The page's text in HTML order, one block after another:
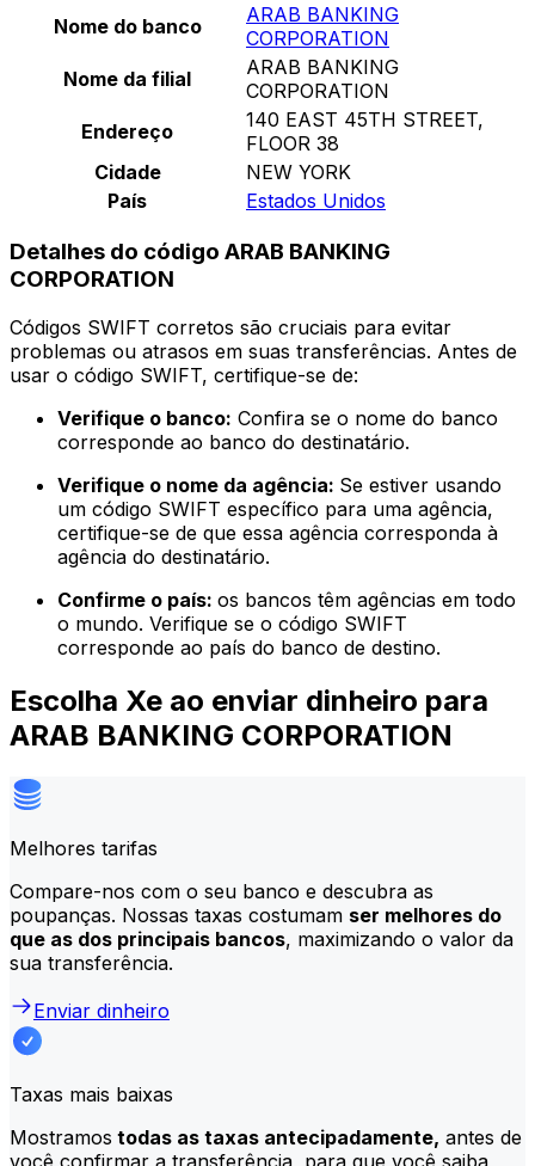
Nome do banco
ARAB BANKING
CORPORATION
Nome da filial
ARAB BANKING
CORPORATION
Endereço
140 EAST 45TH STREET,
FLOOR 38
Cidade
NEW YORK
País
Estados Unidos
Detalhes do código ARAB BANKING
CORPORATION
Códigos SWIFT corretos são cruciais para evitar
problemas ou atrasos em suas transferências. Antes de
usar o código SWIFT, certifique-se de:
Verifique o banco: Confira se o nome do banco
corresponde ao banco do destinatário.
Verifique o nome da agência: Se estiver usando
um código SWIFT específico para uma agência,
certifique-se de que essa agência corresponda à
agência do destinatário.
Confirme o país: os bancos têm agências em todo
o mundo. Verifique se o código SWIFT
corresponde ao país do banco de destino.
Escolha Xe ao enviar dinheiro para
ARAB BANKING CORPORATION
Melhores tarifas
Compare-nos com o seu banco e descubra as
poupanças. Nossas taxas costumam ser melhores do
que as dos principais bancos, maximizando o valor da
sua transferência.
Enviar dinheiro
Taxas mais baixas
Mostramos todas as taxas antecipadamente, antes de
você confirmar a transferência, para que você saiba